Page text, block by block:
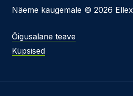
Näeme kaugemale © 2026 Ellex
Õigusalane teave
Küpsised